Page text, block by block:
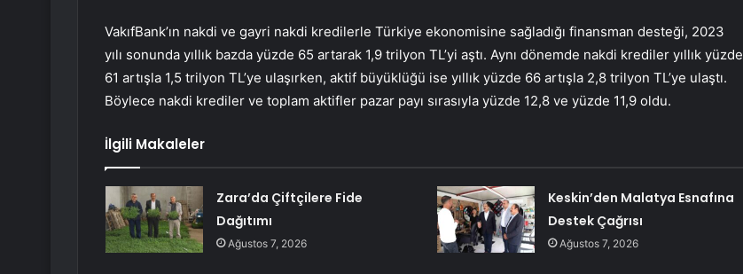
VakıfBank’ın nakdi ve gayri nakdi kredilerle Türkiye ekonomisine sağladığı finansman desteği, 2023
yılı sonunda yıllık bazda yüzde 65 artarak 1,9 trilyon TL’yi aştı. Aynı dönemde nakdi krediler yıllık yüzde
61 artışla 1,5 trilyon TL’ye ulaşırken, aktif büyüklüğü ise yıllık yüzde 66 artışla 2,8 trilyon TL’ye ulaştı.
Böylece nakdi krediler ve toplam aktifler pazar payı sırasıyla yüzde 12,8 ve yüzde 11,9 oldu.
İlgili Makaleler
Zara’da Çiftçilere Fide
Dağıtımı
Ağustos 7, 2026
Keskin’den Malatya Esnafına
Destek Çağrısı
Ağustos 7, 2026